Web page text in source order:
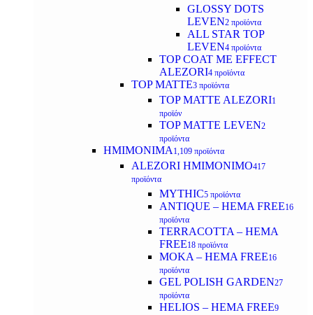
GLOSSY DOTS
LEVEN2 προϊόντα
ALL STAR TOP
LEVEN4 προϊόντα
TOP COAT ME EFFECT
ALEZORI4 προϊόντα
TOP MATTE3 προϊόντα
TOP MATTE ALEZORI1
προϊόν
TOP MATTE LEVEN2
προϊόντα
ΗΜΙΜΟΝΙΜΑ 1,109 προϊόντα
ALEZORI ΗΜΙΜΟΝΙΜΟ417
προϊόντα
MYTHIC5 προϊόντα
ANTIQUE – HEMA FREE16
προϊόντα
TERRACOTTA – HEMA
FREE18 προϊόντα
MOKA – HEMA FREE16
προϊόντα
GEL POLISH GARDEN27
προϊόντα
HELIOS – HEMA FREE9